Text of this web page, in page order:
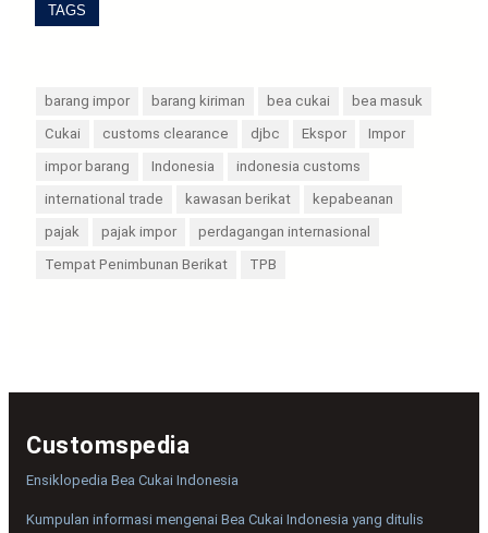
TAGS
barang impor barang kiriman bea cukai
bea masuk
Cukai
customs clearance djbc Ekspor
Impor
impor barang
Indonesia
indonesia customs
international trade
kawasan berikat
kepabeanan
pajak
pajak impor
perdagangan internasional
Tempat Penimbunan Berikat
TPB
Customspedia
Ensiklopedia Bea Cukai Indonesia
Kumpulan informasi mengenai Bea Cukai Indonesia yang ditulis